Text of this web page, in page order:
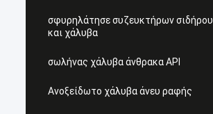
σφυρηλάτησε συζευκτήρων σιδήρου
και χάλυβα
σωλήνας χάλυβα άνθρακα API
Ανοξείδωτο χάλυβα άνευ ραφής